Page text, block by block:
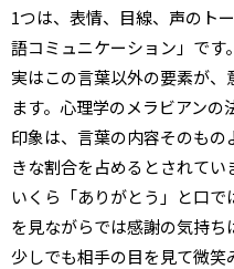
1つは、表情、目線、声のト
語コミュニケーション」です。
実はこの言葉以外の要素が
ます。心理学のメラビアン
印象は、言葉の内容そのも
きな割合を占めるとされてい
いくら「ありがとう」と口
を見ながらでは感謝の気持
少しでも相手の目を見て微